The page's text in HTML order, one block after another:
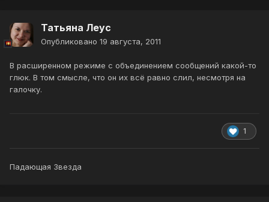
Татьяна Леус
Опубликовано 19 августа, 2011
В расширенном режиме с объединением сообщений какой-то
глюк. В том смысле, что он их всё равно слил, несмотря на
галочку.
1
Падающая Звезда